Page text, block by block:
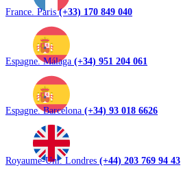
France. Paris(+33) 170 849 040
Espagne. Málaga (+34) 951 204 061
Espagne. Barcelona (+34) 93 018 6626
Royaume-Uni. Londres (+44) 203 769 94 43